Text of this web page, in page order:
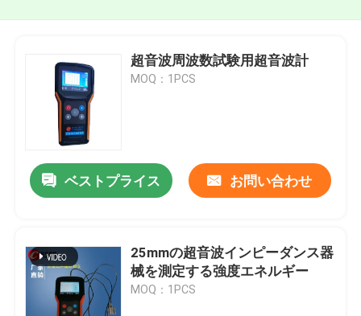
超音波周波数試験用超音波計
MOQ：1PCS
ベストプライス お問い合わせ
25mmの超音波インピーダンス器
械を測定する強度エネルギー
MOQ：1PCS